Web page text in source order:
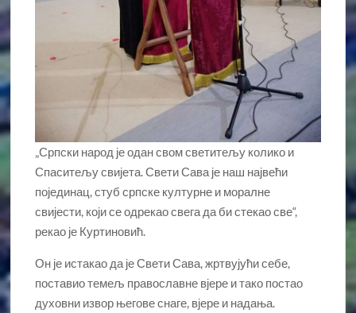
„Српски народ је одан свом светитељу колико и
Спаситељу свијета. Свети Сава је наш највећи
појединац, стуб српске културне и моралне
свијести, који се одрекао свега да би стекао све“,
рекао је Куртиновић.
Он је истакао да је Свети Сава, жртвујући себе,
поставио темељ православне вјере и тако постао
духовни извор његове снаге, вјере и надања.